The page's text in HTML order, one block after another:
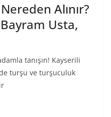
Alınır?
Usta,
tanışın! Kayserili
turşu ve turşuculuk